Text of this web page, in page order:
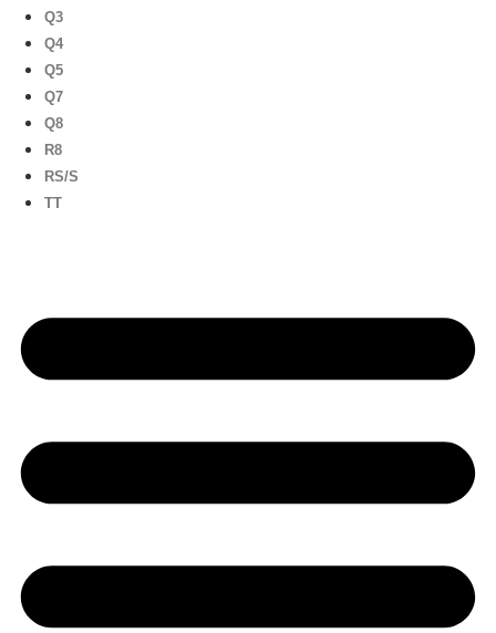
Q3
Q4
Q5
Q7
Q8
R8
RS/S
TT